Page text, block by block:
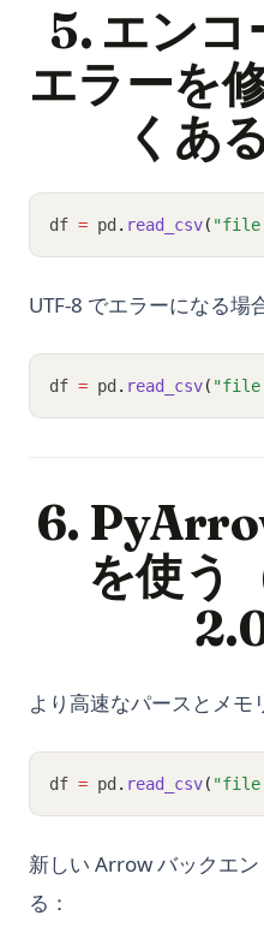
5. エン
エラーを
くあ
df = pd . read_csv(
UTF-8 でエラーになる場
df = pd . read_csv(
6.
を使う
より高速なパースとメモ
df = pd . read_csv(
新しい Arrow バックエ
る：